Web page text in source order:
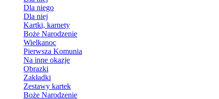
Dla niego
Dla niej
Kartki, karnety
Boże Narodzenie
Wielkanoc
Pierwsza Komunia
Na inne okazje
Obrazki
Zakładki
Zestawy kartek
Boże Narodzenie